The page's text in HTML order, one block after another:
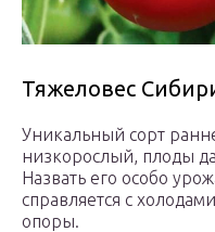
Тяжеловес
Уникальный сорт
низкорослый, плоды
Назвать его особо
справляется с
опоры.